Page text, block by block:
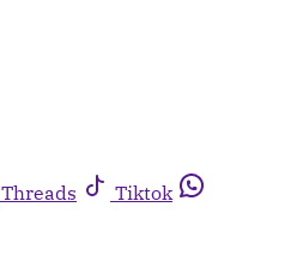
Threads
Tiktok